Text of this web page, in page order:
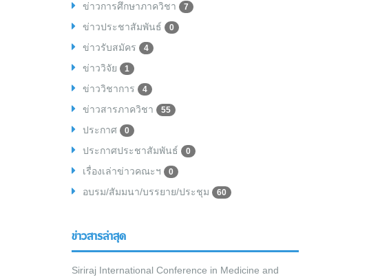
ข่าวการศึกษาภาควิชา 7
ข่าวประชาสัมพันธ์ 0
ข่าวรับสมัคร 4
ข่าววิจัย 1
ข่าววิชาการ 4
ข่าวสารภาควิชา 55
ประกาศ 0
ประกาศประชาสัมพันธ์ 0
เรื่องเล่าข่าวคณะฯ 0
อบรม/สัมมนา/บรรยาย/ประชุม 60
ข่าวสารล่าสุด
Siriraj International Conference in Medicine and